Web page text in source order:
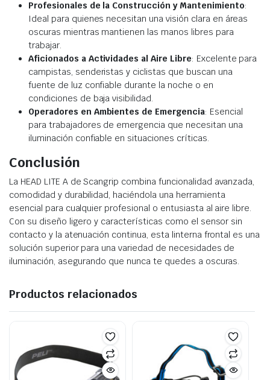
Profesionales de la Construcción y Mantenimiento:
Ideal para quienes necesitan una visión clara en áreas
oscuras mientras mantienen las manos libres para
trabajar.
Aficionados a Actividades al Aire Libre: Excelente para
campistas, senderistas y ciclistas que buscan una
fuente de luz confiable durante la noche o en
condiciones de baja visibilidad.
Operadores en Ambientes de Emergencia: Esencial
para trabajadores de emergencia que necesitan una
iluminación confiable en situaciones críticas.
Conclusión
La HEAD LITE A de Scangrip combina funcionalidad avanzada,
comodidad y durabilidad, haciéndola una herramienta
esencial para cualquier profesional o entusiasta al aire libre.
Con su diseño ligero y características como el sensor sin
contacto y la atenuación continua, esta linterna frontal es una
solución superior para una variedad de necesidades de
iluminación, asegurando que nunca te quedes a oscuras.
Productos relacionados